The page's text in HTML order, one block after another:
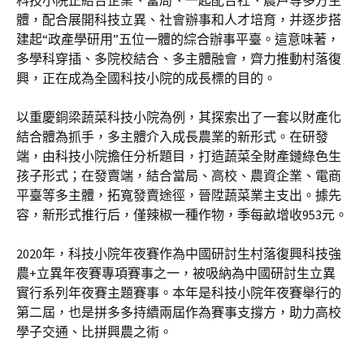
體，配合展開科技立異、社會辦事和人才培育，并逐步搭
建起“政產學研用”五位一體的綜合辦事平臺。這意味著，
多學科穿插、多院校結合、多主體融會，齊力推動村落復
興，正在成為全國科技小院的成長標的目的。
以重慶銅梁蔬菜科技小院為例，其探索出了一套以財產化
結合體為抓手，多主體介入成長農業的新形式。在研發
端，由科技小院擔任分析題目，打造蔬菜全財產鏈綠色生
孩子形式；在發賣端，結合當局、高校、農資企業、電商
平臺等多主體，拓寬發賣途徑，晉陞蔬菜業主支出。據先
容，新形式推行后，僅辣椒一種作物，季每畝增收953元。
2020年，科技小院年夜賽作為中國研討生村落復興科技強
農+立異年夜賽專項賽事之一，被吸納為中國研討生立異
實行系列年夜賽主題賽事。本年是科技小院年夜賽舉行的
第二屆，也是拼多多持續兩屆作為賽事支撐方，助力高校
學子交通、比拼興農之術。